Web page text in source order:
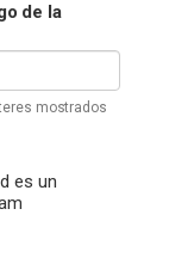
de la
mostrados
es un